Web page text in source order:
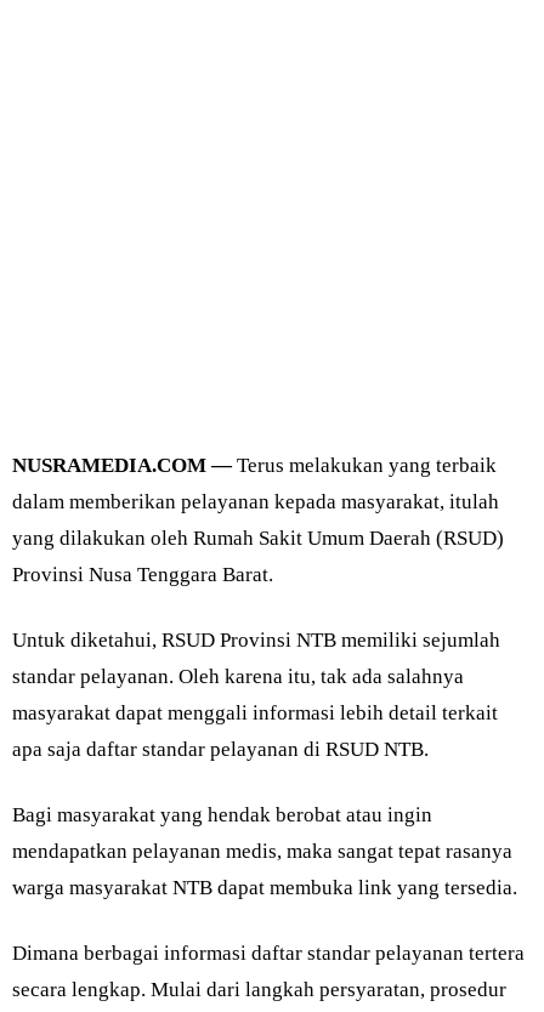
NUSRAMEDIA.COM —Terus melakukan yang terbaik
dalam memberikan pelayanan kepada masyarakat, itulah
yang dilakukan oleh Rumah Sakit Umum Daerah (RSUD)
Provinsi Nusa Tenggara Barat.
Untuk diketahui, RSUD Provinsi NTB memiliki sejumlah
standar pelayanan. Oleh karena itu, tak ada salahnya
masyarakat dapat menggali informasi lebih detail terkait
apa saja daftar standar pelayanan di RSUD NTB.
Bagi masyarakat yang hendak berobat atau ingin
mendapatkan pelayanan medis, maka sangat tepat rasanya
warga masyarakat NTB dapat membuka link yang tersedia.
Dimana berbagai informasi daftar standar pelayanan tertera
secara lengkap. Mulai dari langkah persyaratan, prosedur